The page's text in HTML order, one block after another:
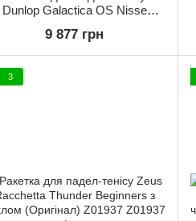
Dunlop Galactica OS Nisse
9 877 грн
3